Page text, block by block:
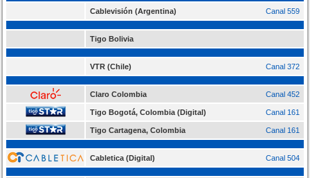
Cablevisión (Argentina) Canal 559
Tigo Bolivia
VTR (Chile) Canal 372
Claro Colombia Canal 452
Tigo Bogotá, Colombia (Digital) Canal 161
Tigo Cartagena, Colombia Canal 161
Cabletica (Digital) Canal 504